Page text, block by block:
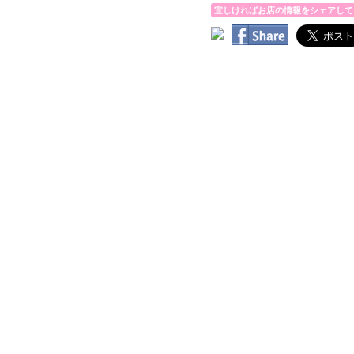
宜しければお店の情報をシェアし